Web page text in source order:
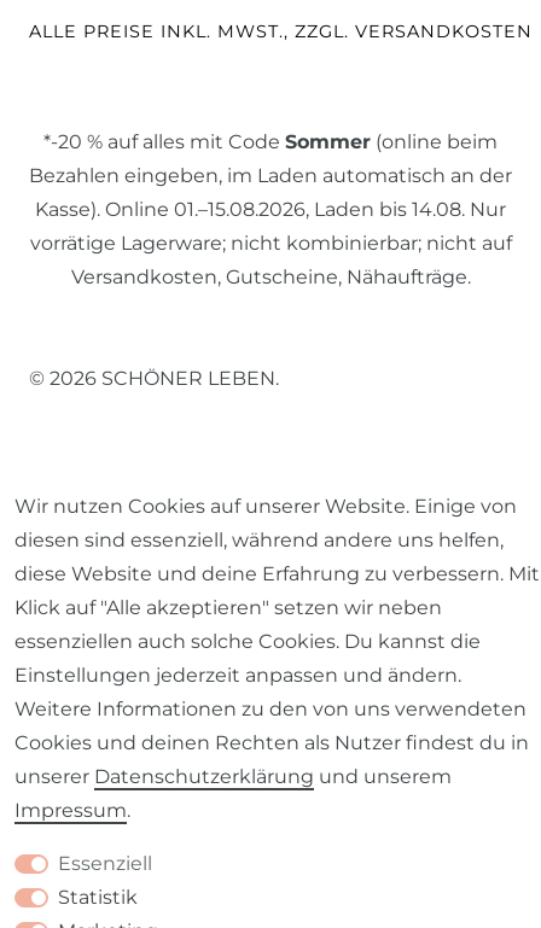
ALLE PREISE INKL. MWST., ZZGL. VERSANDKOSTEN
*-20 % auf alles mit Code Sommer (online beim
Bezahlen eingeben, im Laden automatisch an der
Kasse). Online 01.–15.08.2026, Laden bis 14.08. Nur
vorrätige Lagerware; nicht kombinierbar; nicht auf
Versandkosten, Gutscheine, Nähaufträge.
© 2026 SCHÖNER LEBEN.
Impressum Daten­schutz­erklärung AGB
Barrierefreiheitserklärung Widerrufs­recht
Wir nutzen Cookies auf unserer Website. Einige von
diesen sind essenziell, während andere uns helfen,
diese Website und deine Erfahrung zu verbessern. Mit
Klick auf "Alle akzeptieren" setzen wir neben
essenziellen auch solche Cookies. Du kannst die
Einstellungen jederzeit anpassen und ändern.
Weitere Informationen zu den von uns verwendeten
Cookies und deinen Rechten als Nutzer findest du in
unserer Daten­schutz­erklärung und unserem
Impressum.
Essenziell
Statistik